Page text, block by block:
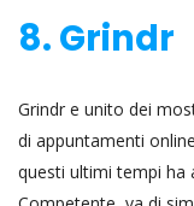
8. Grindr
Grindr e unito dei
di appuntamenti
questi ultimi tempi ha